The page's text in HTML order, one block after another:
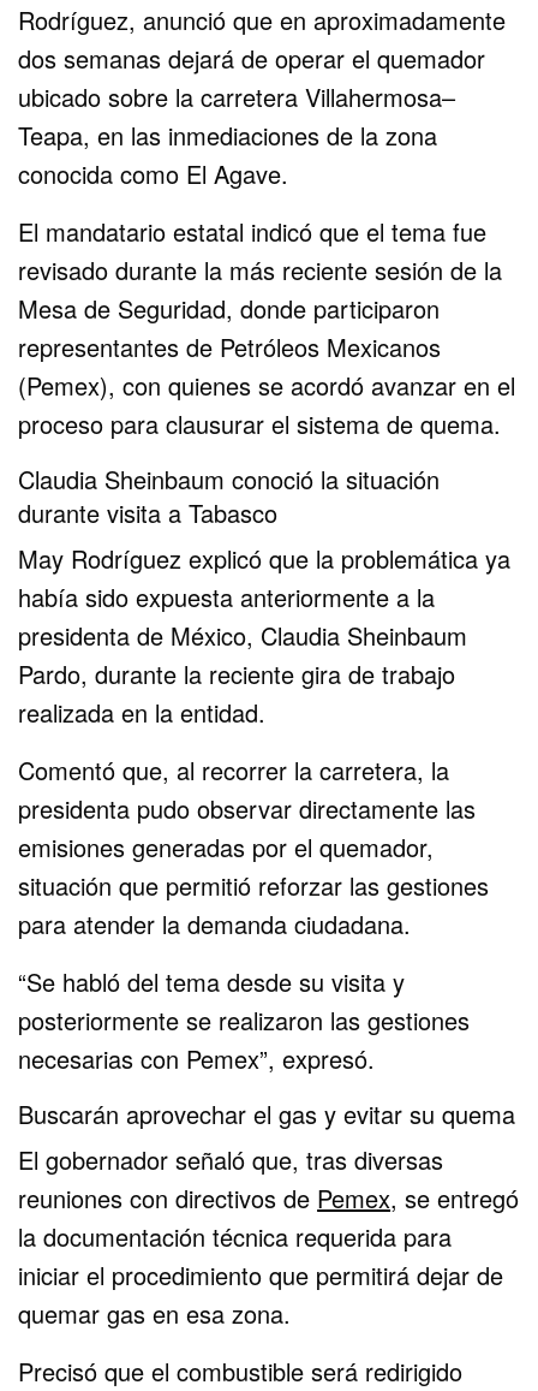
Rodríguez, anunció que en aproximadamente
dos semanas dejará de operar el quemador
ubicado sobre la carretera Villahermosa–
Teapa, en las inmediaciones de la zona
conocida como El Agave.
El mandatario estatal indicó que el tema fue
revisado durante la más reciente sesión de la
Mesa de Seguridad, donde participaron
representantes de Petróleos Mexicanos
(Pemex), con quienes se acordó avanzar en el
proceso para clausurar el sistema de quema.
Claudia Sheinbaum conoció la situación
durante visita a Tabasco
May Rodríguez explicó que la problemática ya
había sido expuesta anteriormente a la
presidenta de México, Claudia Sheinbaum
Pardo, durante la reciente gira de trabajo
realizada en la entidad.
Comentó que, al recorrer la carretera, la
presidenta pudo observar directamente las
emisiones generadas por el quemador,
situación que permitió reforzar las gestiones
para atender la demanda ciudadana.
“Se habló del tema desde su visita y
posteriormente se realizaron las gestiones
necesarias con Pemex”, expresó.
Buscarán aprovechar el gas y evitar su quema
El gobernador señaló que, tras diversas
reuniones con directivos de Pemex, se entregó
la documentación técnica requerida para
iniciar el procedimiento que permitirá dejar de
quemar gas en esa zona.
Precisó que el combustible será redirigido